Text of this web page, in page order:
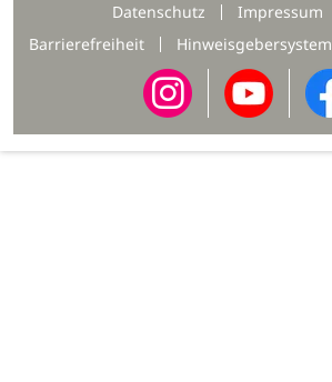
Datenschutz
Impressum
Barrierefreiheit
Hinweisgebersystem